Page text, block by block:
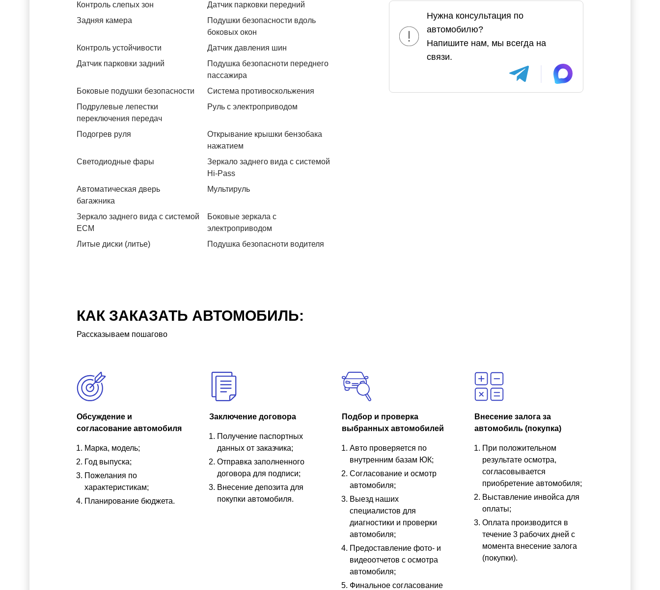
Контроль слепых зон
Датчик парковки передний
Задняя камера
Подушки безопасности вдоль
боковых окон
Контроль устойчивости
Датчик давления шин
Датчик парковки задний
Подушка безопасноти переднего
пассажира
Боковые подушки безопасности
Система противоскольжения
Подрулевые лепестки
переключения передач
Руль с электроприводом
Подогрев руля
Открывание крышки бензобака
нажатием
Светодиодные фары
Зеркало заднего вида с системой
Hi-Pass
Автоматическая дверь
багажника
Мультируль
Зеркало заднего вида с системой
ЕСМ
Боковые зеркала с
электроприводом
Литые диски (литье)
Подушка безопасноти водителя
Нужна консультация по
автомобилю?
Напишите нам, мы всегда на
связи.
КАК ЗАКАЗАТЬ АВТОМОБИЛЬ:
Рассказываем пошагово
Обсуждение и
согласование автомобиля
Марка, модель;
Год выпуска;
Пожелания по
характеристикам;
Планирование бюджета.
Заключение договора
Получение паспортных
данных от заказчика;
Отправка заполненного
договора для подписи;
Внесение депозита для
покупки автомобиля.
Подбор и проверка
выбранных автомобилей
Авто проверяется по
внутренним базам ЮК;
Согласование и осмотр
автомобиля;
Выезд наших
специалистов для
диагностики и проверки
автомобиля;
Предоставление фото- и
видеоотчетов с осмотра
автомобиля;
Финальное согласование
Внесение залога за
автомобиль (покупка)
При положительном
результате осмотра,
согласовывается
приобретение автомобиля;
Выставление инвойса для
оплаты;
Оплата производится в
течение 3 рабочих дней с
момента внесение залога
(покупки).